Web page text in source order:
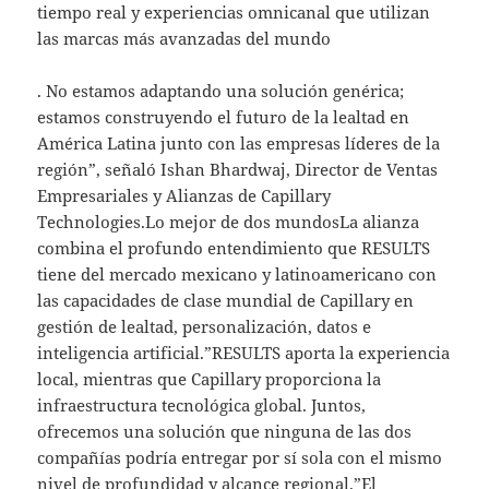
tiempo real y experiencias omnicanal que utilizan
las marcas más avanzadas del mundo
. No estamos adaptando una solución genérica;
estamos construyendo el futuro de la lealtad en
América Latina junto con las empresas líderes de la
región”, señaló Ishan Bhardwaj, Director de Ventas
Empresariales y Alianzas de Capillary
Technologies.Lo mejor de dos mundosLa alianza
combina el profundo entendimiento que RESULTS
tiene del mercado mexicano y latinoamericano con
las capacidades de clase mundial de Capillary en
gestión de lealtad, personalización, datos e
inteligencia artificial.”RESULTS aporta la experiencia
local, mientras que Capillary proporciona la
infraestructura tecnológica global. Juntos,
ofrecemos una solución que ninguna de las dos
compañías podría entregar por sí sola con el mismo
nivel de profundidad y alcance regional.”El